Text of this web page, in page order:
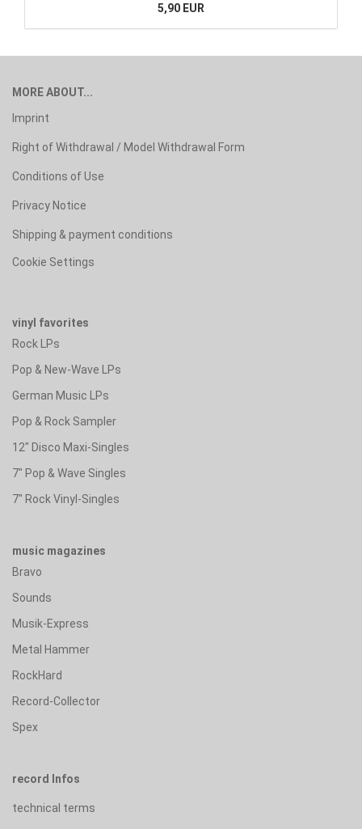
5,90 EUR
MORE ABOUT...
Imprint
Right of Withdrawal / Model Withdrawal Form
Conditions of Use
Privacy Notice
Shipping & payment conditions
Cookie Settings
vinyl favorites
Rock LPs
Pop & New-Wave LPs
German Music LPs
Pop & Rock Sampler
12" Disco Maxi-Singles
7" Pop & Wave Singles
7" Rock Vinyl-Singles
music magazines
Bravo
Sounds
Musik-Express
Metal Hammer
RockHard
Record-Collector
Spex
record Infos
technical terms